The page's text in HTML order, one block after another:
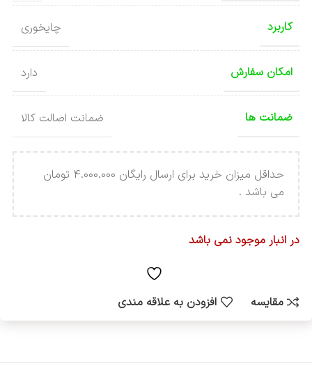
کاربرد چایخوری
امکان سفارش دارد
ضمانت ها ضمانت اصالت کالا
حداقل میزان خرید برای ارسال رایگان 4.000.000 تومان
می باشد .
در انبار موجود نمی باشد
مقایسه افزودن به علاقه مندی